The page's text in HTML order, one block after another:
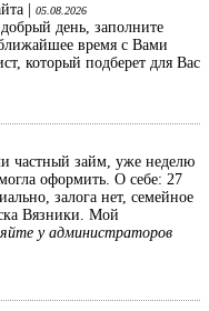
|
05.08.2026
день, заполните
время с Вами
который подберет для Вас
частный займ, уже неделю
оформить. О себе: 27
залога нет, семейное
Вязники. Мой
у администраторов